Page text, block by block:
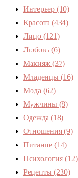
Интерьер (10)
Красота (434)
Лицо (121)
Любовь (6)
Макияж (37)
Младенцы (16)
Мода (62)
Мужчины (8)
Одежда (18)
Отношения (9)
Питание (14)
Психология (12)
Рецепты (230)